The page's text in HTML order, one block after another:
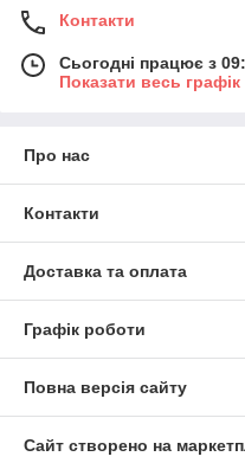
Контакти
Сьогодні працює з
Показати весь
Про нас
Контакти
Доставка та оплата
Графік роботи
Повна версія сайту
Сайт створено на